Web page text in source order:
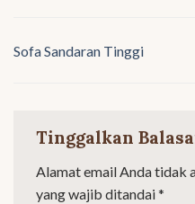
Sofa Sandaran Tinggi
Tinggalkan
Alamat email Anda tidak
yang wajib ditandai*